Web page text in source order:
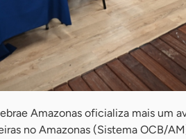
Amazonas oficializa mais um
no Amazonas (Sistema OCB/